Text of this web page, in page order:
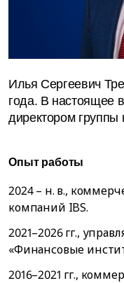
Илья Сергеевич
года. В настоящее
директором группы
Опыт работы
2024 – н. в.,
компаний IBS.
2021–2026 гг.,
«Финансовые
2016–2021 гг.,